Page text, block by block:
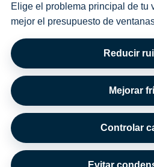
Elige el problema principal de tu
mejor el presupuesto de
Reducir
Mejorar
Controlar
Evitar